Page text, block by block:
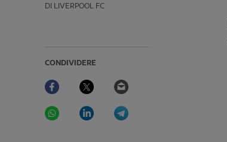
DI LIVERPOOL FC
CONDIVIDERE
Facebook Twitter
WhatsAppLinkedIn